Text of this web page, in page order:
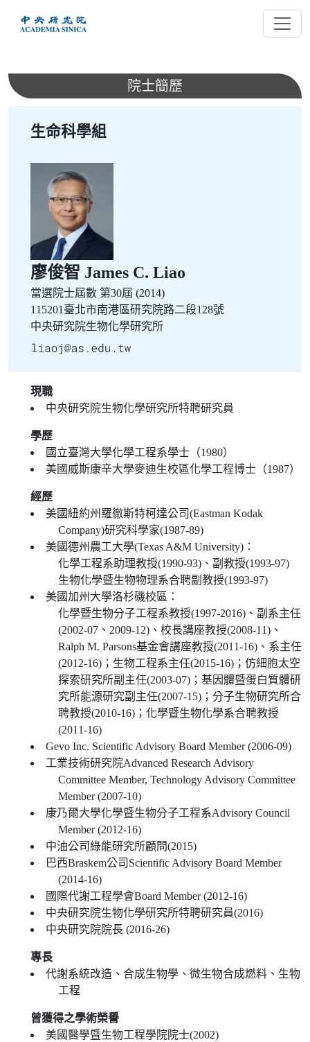
內
院士簡歷
生命科學組
廖俊智 James C. Liao
當選院士屆數 第30屆 (2014)
115201臺北市南港區研究院路二段128號
中央研究院生物化學研究所
現職
中央研究院生物化學研究所特聘研究員
學歷
國立臺灣大學化學工程系學士（1980）
美國威斯康辛大學麥迪生校區化學工程博士（1987）
經歷
美國紐約州羅徹斯特柯達公司(Eastman Kodak
Company)研究科學家(1987-89)
美國德州農工大學(Texas A&M University)：
化學工程系助理教授(1990-93)、副教授(1993-97)
生物化學暨生物物理系合聘副教授(1993-97)
美國加州大學洛杉磯校區：
化學暨生物分子工程系教授(1997-2016)、副系主任
(2002-07、2009-12)、校長講座教授(2008-11)、
Ralph M. Parsons基金會講座教授(2011-16)、系主任
(2012-16)；生物工程系主任(2015-16)；仿細胞太空
探索研究所副主任(2003-07)；基因體暨蛋白質體研
究所能源研究副主任(2007-15)；分子生物研究所合
聘教授(2010-16)；化學暨生物化學系合聘教授
(2011-16)
Gevo Inc. Scientific Advisory Board Member (2006-09)
工業技術研究院Advanced Research Advisory
Committee Member, Technology Advisory Committee
Member (2007-10)
康乃爾大學化學暨生物分子工程系Advisory Council
Member (2012-16)
中油公司綠能研究所顧問(2015)
巴西Braskem公司Scientific Advisory Board Member
(2014-16)
國際代謝工程學會Board Member (2012-16)
中央研究院生物化學研究所特聘研究員(2016)
中央研究院院長 (2016-26)
專長
代謝系統改造、合成生物學、微生物合成燃料、生物
工程
曾獲得之學術榮譽
美國醫學暨生物工程學院院士(2002)